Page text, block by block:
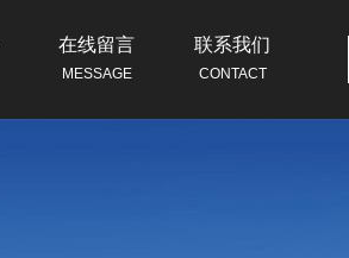
在线留言
MESSAGE
联系我们
CONTACT